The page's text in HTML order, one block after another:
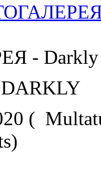
- Darkly
(